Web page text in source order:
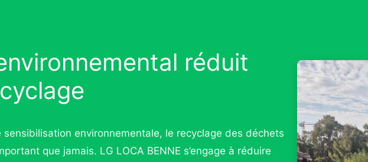
réduit
environnementale, le recyclage des déchets
que jamais. LG LOCA BENNE s’engage à réduire